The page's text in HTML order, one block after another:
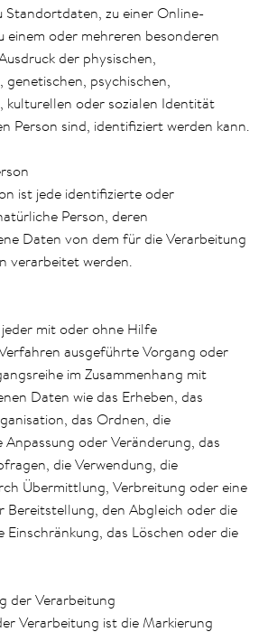
Standortdaten, zu einer Online-
einem oder mehreren besonderen
der physischen,
genetischen, psychischen,
kulturellen oder sozialen Identität
Person sind, identifiziert werden kann.
ist jede identifizierte oder
Person, deren
Daten von dem für die Verarbeitung
verarbeitet werden.
mit oder ohne Hilfe
ausgeführte Vorgang oder
im Zusammenhang mit
Daten wie das Erheben, das
das Ordnen, die
Anpassung oder Veränderung, das
die Verwendung, die
Übermittlung, Verbreitung oder eine
Bereitstellung, den Abgleich oder die
Einschränkung, das Löschen oder die
der Verarbeitung
Verarbeitung ist die Markierung